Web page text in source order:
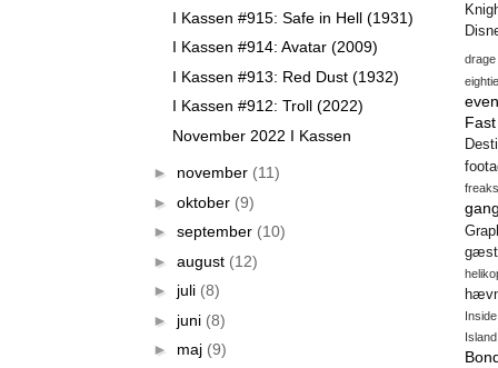
I Kassen #915: Safe in Hell (1931)
I Kassen #914: Avatar (2009)
I Kassen #913: Red Dust (1932)
I Kassen #912: Troll (2022)
November 2022 I Kassen
► november (11)
► oktober (9)
► september (10)
► august (12)
► juli (8)
► juni (8)
► maj (9)
drage
freaks
Island